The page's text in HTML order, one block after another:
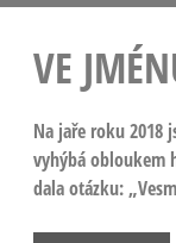
VE
Na jaře roku 2018
vyhýbá obloukem
dala otázku: